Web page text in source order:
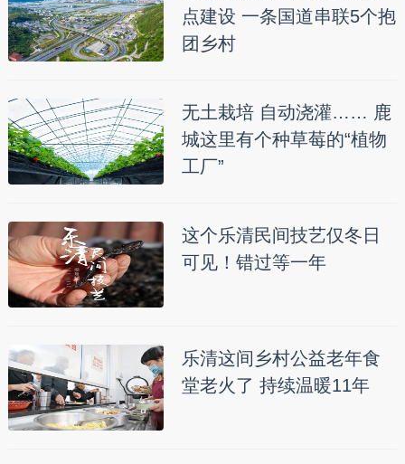
点建设 一条国道串联5个抱
团乡村
无土栽培 自动浇灌…… 鹿
城这里有个种草莓的“植物
工厂”
这个乐清民间技艺仅冬日
可见！错过等一年
乐清这间乡村公益老年食
堂老火了 持续温暖11年